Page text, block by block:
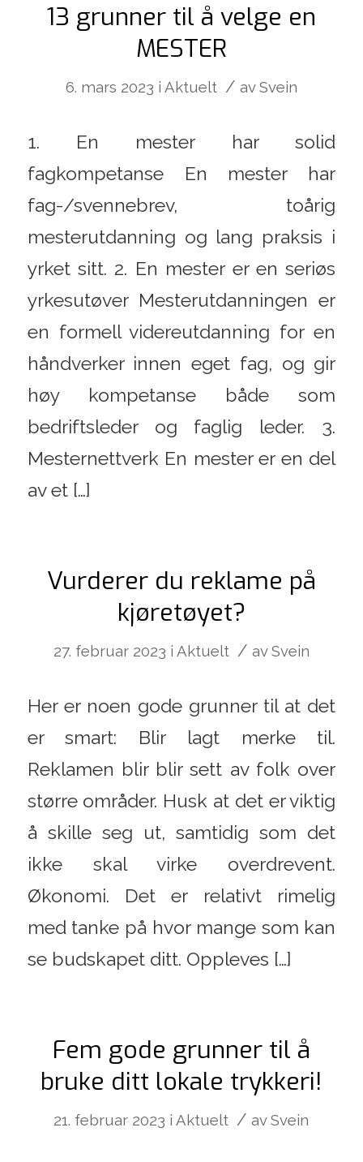
13 grunner til å velge en
MESTER
6. mars 2023 i Aktuelt / avSvein
1. En mester har solid
fagkompetanse En mester har
fag-/svennebrev, toårig
mesterutdanning og lang praksis i
yrket sitt. 2. En mester er en seriøs
yrkesutøver Mesterutdanningen er
en formell videreutdanning for en
håndverker innen eget fag, og gir
høy kompetanse både som
bedriftsleder og faglig leder. 3.
Mesternettverk En mester er en del
av et […]
Vurderer du reklame på
kjøretøyet?
27. februar 2023 i Aktuelt / avSvein
Her er noen gode grunner til at det
er smart: Blir lagt merke til.
Reklamen blir blir sett av folk over
større områder. Husk at det er viktig
å skille seg ut, samtidig som det
ikke skal virke overdrevent.
Økonomi. Det er relativt rimelig
med tanke på hvor mange som kan
se budskapet ditt. Oppleves […]
Fem gode grunner til å
bruke ditt lokale trykkeri!
21. februar 2023 iAktuelt / avSvein